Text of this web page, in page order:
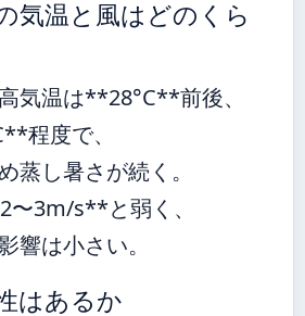
気温と風はどのくら
気温は**28°C**前後、
程度で、
蒸し暑さが続く。
3m/s**と弱く、
響は小さい。
はあるか